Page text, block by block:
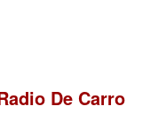
De Carro